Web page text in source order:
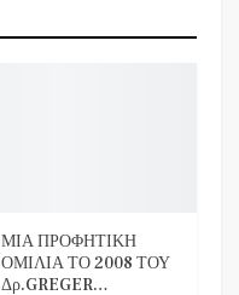
ΜΙΑ ΠΡΟΦΗΤΙΚΗ
ΟΜΙΛΙΑ ΤΟ 2008 ΤΟΥ
Δρ.GREGER…